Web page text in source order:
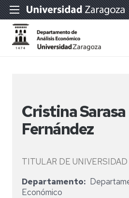
Cristina Sarasa
Fernández
TITULAR DE UNIVERSIDAD
Departamento
Económico